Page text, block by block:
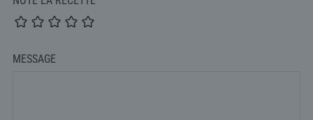
MESSAGE